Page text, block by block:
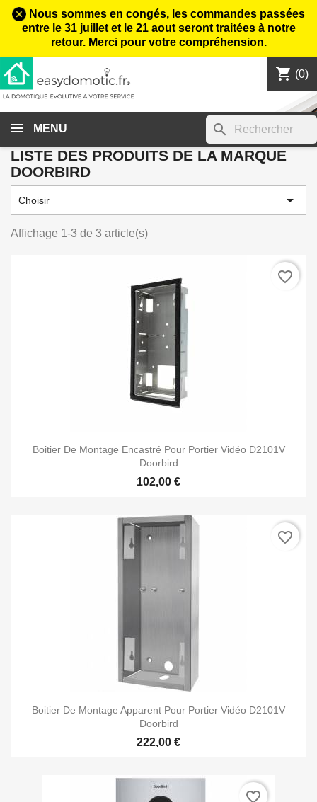
Nous sommes en congés, les commandes passées
entre le 31 juillet et le 21 aout seront traitées à notre
retour. Merci pour votre compréhension.
shopping_cart (0)

MENU search
LISTE DES PRODUITS DE LA MARQUE
DOORBIRD
Choisir 
Affichage 1-3 de 3 article(s)
Boitier De Montage Encastré Pour Portier Vidéo D2101V
Doorbird
102,00 €
favorite_border
Boitier De Montage Apparent Pour Portier Vidéo D2101V
Doorbird
222,00 €
favorite_border
favorite_border